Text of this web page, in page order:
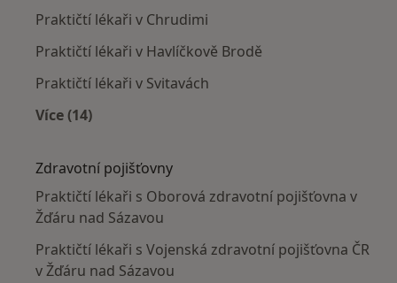
Praktičtí lékaři v Chrudimi
Praktičtí lékaři v Havlíčkově Brodě
Praktičtí lékaři v Svitavách
Více (14)
Zdravotní pojišťovny
Praktičtí lékaři s Oborová zdravotní pojišťovna v
Žďáru nad Sázavou
Praktičtí lékaři s Vojenská zdravotní pojišťovna ČR
v Žďáru nad Sázavou